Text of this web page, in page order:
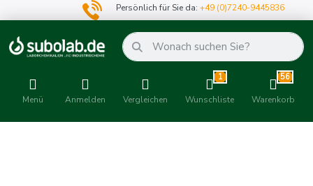
Persönlich für Sie da:+49 (0)7240-9445836
Menü Anmelden Vergleichen
1
Wunschliste
56
Warenkorb